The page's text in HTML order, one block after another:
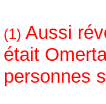
(1) Aussi
était
personnes